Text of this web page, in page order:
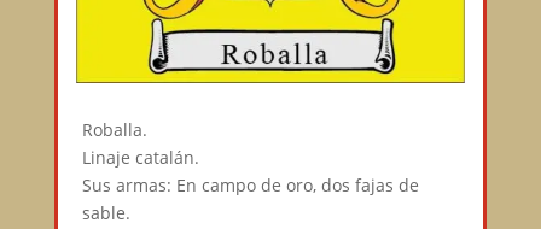
Roballa.⠀
Linaje catalán.⠀
Sus armas: En campo de oro, dos fajas de
sable.⠀